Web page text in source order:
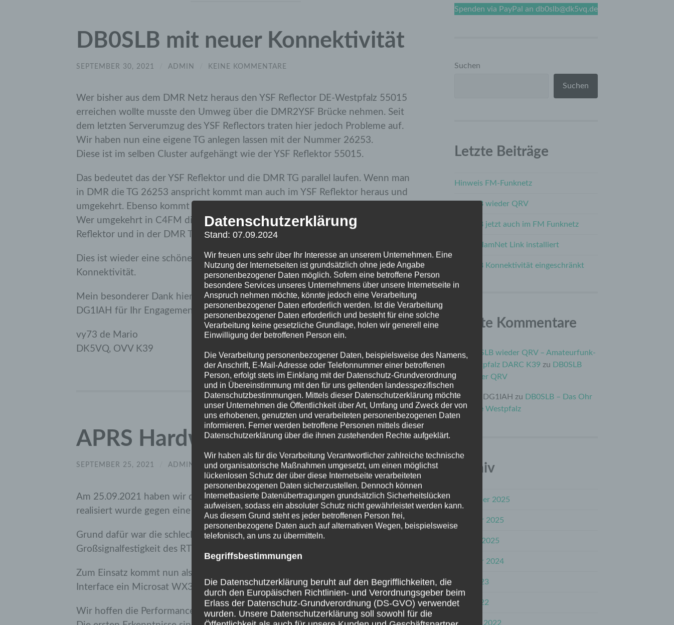
DB0SLB mit neuer Konnektivität
SEPTEMBER 30, 2021 ADMIN KEINE KOMMENTARE
Wer bisher aus dem DMR Netz heraus den YSF Reflector DE-Westpfalz 55015
erreichen wollte musste den Umweg über die DMR2YSF Brücke nehmen. Seit
dem letzten Serverumzug des YSF Reflectors traten hier jedoch Probleme auf.
Wir haben nun eine eigene TG anlegen lassen mit der Nummer 26253.
Diese ist im selben Cluster aufgehängt wie der YSF Reflektor 55015.
Das bedeutet das der YSF Reflektor und die DMR TG parallel laufen. Wenn man
in DMR die TG 26253 anspricht kommt man auch im YSF Reflektor heraus und
umgekehrt. Ebenso kommt man auf diesem Weg auch direkt am Relais an.
Wer umgekehrt in C4FM direkt über das Relais CQ ruft ist somit parallel im YSF
Reflektor und in der DMR TG 26253 zu hören.
Dies ist wieder eine schöne und sinnvolle Erweiterung für DB0SLB und dessen
Konnektivität.
Mein besonderer Dank hierbei gilt Kim DG9VH, Thorsten DC6WN und Uwe
DG1IAH für Ihr Engagement.
vy73 de Mario
DK5VQ, OVV K39
APRS Hardware ausgetauscht
SEPTEMBER 25, 2021 ADMIN / KEINE KOMMENTARE
Am 25.09.2021 haben wir das APRS iGate das mit RaspberryPi und SDRDongle
realisiert wurde gegen eine neue Hardware ausgetauscht.
Grund dafür war die schlechte Performance aufgrund fehlender
Großsignalfestigkeit des RTL-SDRSticks.
Zum Einsatz kommt nun als TRX ein YAESU FT-7800 und als standalone
Interface ein Microsat WX3in1 Plus v2.0.
Wir hoffen die Performance hierdurch deutlich steigern zu können.
Spenden via PayPal an db0slb@dk5vq.de
Suchen
Suchen
Letzte Beiträge
Hinweis FM-Funknetz
DB0SLB wieder QRV
DB0SLB jetzt auch im FM Funknetz
Neuer HamNet Link installiert
DB0SLB Konnektivität eingeschränkt
Letzte Kommentare
DB0SLB wieder QRV – Amateurfunk-
Westpfalz DARC K39 zu DB0SLB
wieder QRV
Uwe DG1IAH zu DB0SLB – Das Ohr
in die Westpfalz
Archiv
Dezember 2025
Oktober 2025
August 2025
Oktober 2024
Juni 2023
Juni 2022
Februar 2022
Datenschutzerklärung
Stand: 07.09.2024
Wir freuen uns sehr über Ihr Interesse an unserem Unternehmen. Eine
Nutzung der Internetseiten ist grundsätzlich ohne jede Angabe
personenbezogener Daten möglich. Sofern eine betroffene Person
besondere Services unseres Unternehmens über unsere Internetseite in
Anspruch nehmen möchte, könnte jedoch eine Verarbeitung
personenbezogener Daten erforderlich werden. Ist die Verarbeitung
personenbezogener Daten erforderlich und besteht für eine solche
Verarbeitung keine gesetzliche Grundlage, holen wir generell eine
Einwilligung der betroffenen Person ein.
Die Verarbeitung personenbezogener Daten, beispielsweise des Namens,
der Anschrift, E-Mail-Adresse oder Telefonnummer einer betroffenen
Person, erfolgt stets im Einklang mit der Datenschutz-Grundverordnung
und in Übereinstimmung mit den für uns geltenden landesspezifischen
Datenschutzbestimmungen. Mittels dieser Datenschutzerklärung möchte
unser Unternehmen die Öffentlichkeit über Art, Umfang und Zweck der von
uns erhobenen, genutzten und verarbeiteten personenbezogenen Daten
informieren. Ferner werden betroffene Personen mittels dieser
Datenschutzerklärung über die ihnen zustehenden Rechte aufgeklärt.
Wir haben als für die Verarbeitung Verantwortlicher zahlreiche technische
und organisatorische Maßnahmen umgesetzt, um einen möglichst
lückenlosen Schutz der über diese Internetseite verarbeiteten
personenbezogenen Daten sicherzustellen. Dennoch können
Internetbasierte Datenübertragungen grundsätzlich Sicherheitslücken
aufweisen, sodass ein absoluter Schutz nicht gewährleistet werden kann.
Aus diesem Grund steht es jeder betroffenen Person frei,
personenbezogene Daten auch auf alternativen Wegen, beispielsweise
telefonisch, an uns zu übermitteln.
Begriffsbestimmungen
Die Datenschutzerklärung beruht auf den Begrifflichkeiten, die
durch den Europäischen Richtlinien- und Verordnungsgeber beim
Erlass der Datenschutz-Grundverordnung (DS-GVO) verwendet
wurden. Unsere Datenschutzerklärung soll sowohl für die